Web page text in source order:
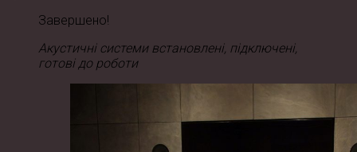
Завершено!
Акустичні системи встановлені, підключені,
готові до роботи